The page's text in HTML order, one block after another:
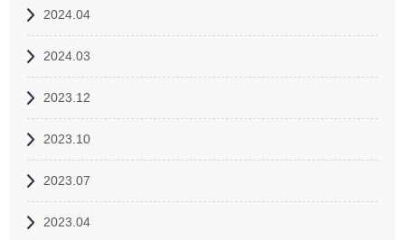
2024.04
2024.03
2023.12
2023.10
2023.07
2023.04